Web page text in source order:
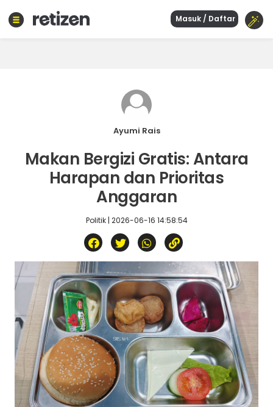
Masuk / Daftar
Ayumi Rais
Makan Bergizi Gratis: Antara
Harapan dan Prioritas
Anggaran
Politik | 2026-06-16 14:58:54
Sejarah
Wisata
Eduaksi
Terkini
Network
Republika